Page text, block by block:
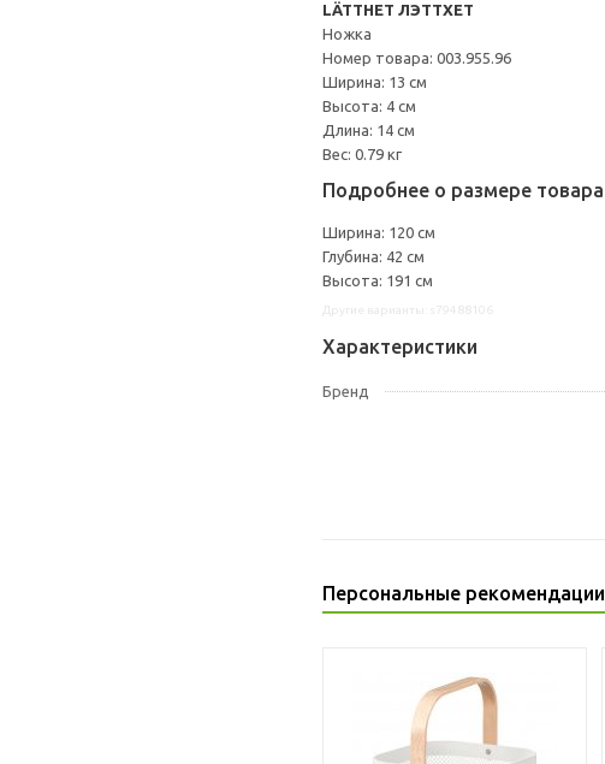
LÄTTHET ЛЭТТХЕТ
Ножка
Номер товара: 003.955.96
Ширина: 13 см
Высота: 4 см
Длина: 14 см
Вес: 0.79 кг
Подробнее о размере товара
Ширина: 120 см
Глубина: 42 см
Высота: 191 см
Характеристики
Бренд
Персональные рекомендации